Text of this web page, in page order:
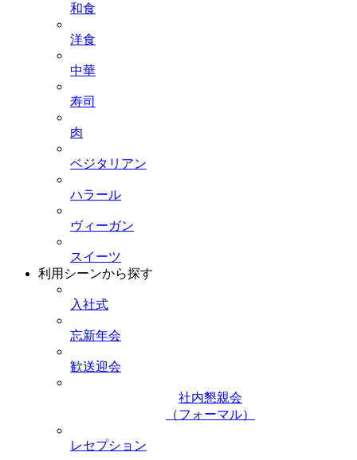
和食
洋食
中華
寿司
肉
ベジタリアン
ハラール
ヴィーガン
スイーツ
利用シーンから探す
入社式
忘新年会
歓送迎会
社内懇親会
（フォーマル）
レセプション